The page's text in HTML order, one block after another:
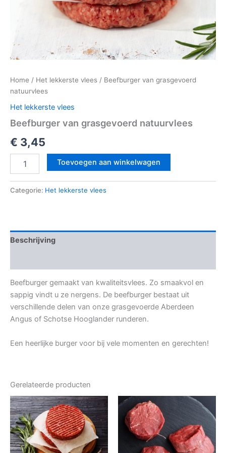
Home / Het lekkerste vlees / Beefburger van grasgevoerd
natuurvlees
Het lekkerste vlees
Beefburger van grasgevoerd natuurvlees
€ 3,45
Toevoegen aan winkelwagen
Categorie: Het lekkerste vlees
Beschrijving
Beefburger gemaakt van kwaliteitsvlees. Zo smaakvol en
sappig vindt u ze nergens. De beefburger bestaat uit
verschillende delen van onze grasgevoerde Aberdeen
Angus of Schotse Hooglander runderen.
Een heerlijke burger voor bij vele momenten en gerechten!
Gerelateerde producten